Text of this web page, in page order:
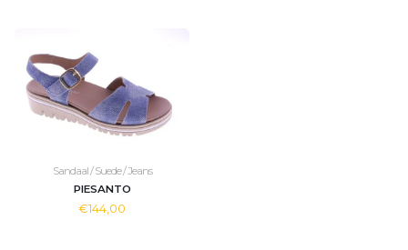
Sandaal / Suede / Jeans
PIESANTO
€144,00